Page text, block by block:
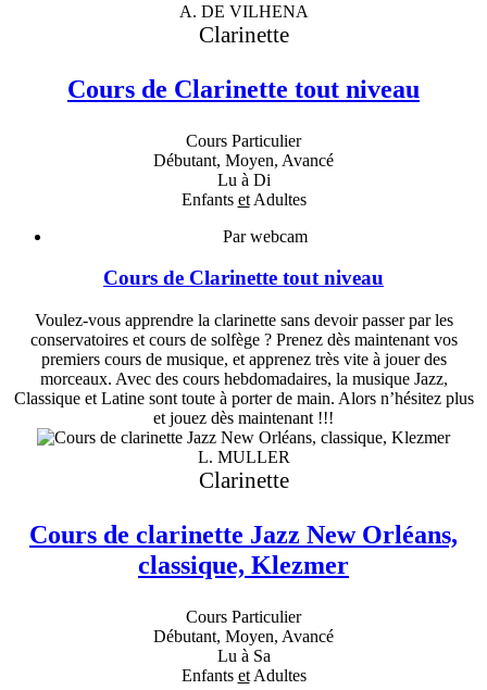
A. DE VILHENA
Clarinette
Cours de Clarinette tout niveau
Cours Particulier
Débutant, Moyen, Avancé
Lu à Di
Enfants etAdultes
Par webcam
Cours de Clarinette tout niveau
Voulez-vous apprendre la clarinette sans devoir passer par les
conservatoires et cours de solfège ? Prenez dès maintenant vos
premiers cours de musique, et apprenez très vite à jouer des
morceaux. Avec des cours hebdomadaires, la musique Jazz,
Classique et Latine sont toute à porter de main. Alors n’hésitez plus
et jouez dès maintenant !!!
L. MULLER
Clarinette
Cours de clarinette Jazz New Orléans,
classique, Klezmer
Cours Particulier
Débutant, Moyen, Avancé
Lu à Sa
Enfants etAdultes